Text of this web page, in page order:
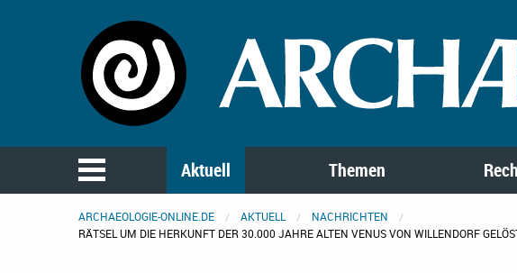
Aktuell Themen
ARCHAEOLOGIE-ONLINE.DE AKTUELL
NACHRICHTEN
RÄTSEL UM DIE HERKUNFT DER 30.000 JAHRE ALTEN VENUS VON WILLENDORF